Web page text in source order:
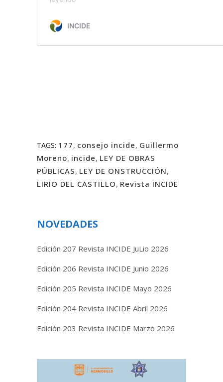
TAGS: 177, consejo incide, Guillermo
Moreno, incide, LEY DE OBRAS
PÚBLICAS, LEY DE ONSTRUCCIÓN,
LIRIO DEL CASTILLO, Revista INCIDE
NOVEDADES
Edición 207 Revista INCIDE JuLio 2026
Edición 206 Revista INCIDE Junio 2026
Edición 205 Revista INCIDE Mayo 2026
Edición 204 Revista INCIDE Abril 2026
Edición 203 Revista INCIDE Marzo 2026